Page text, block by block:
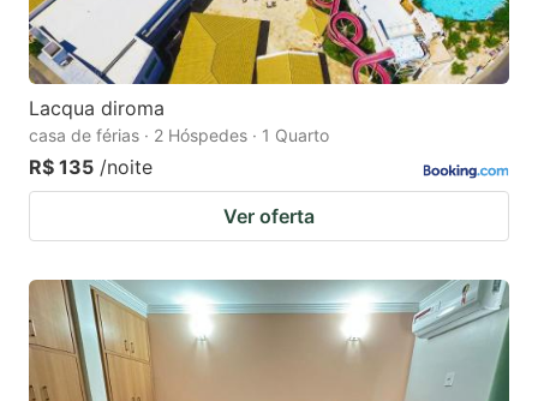
Lacqua diroma
casa de férias · 2 Hóspedes · 1 Quarto
R$ 135 /noite
Ver oferta